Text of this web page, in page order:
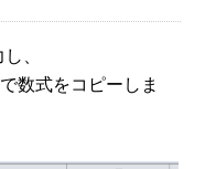
、
数式をコピーしま